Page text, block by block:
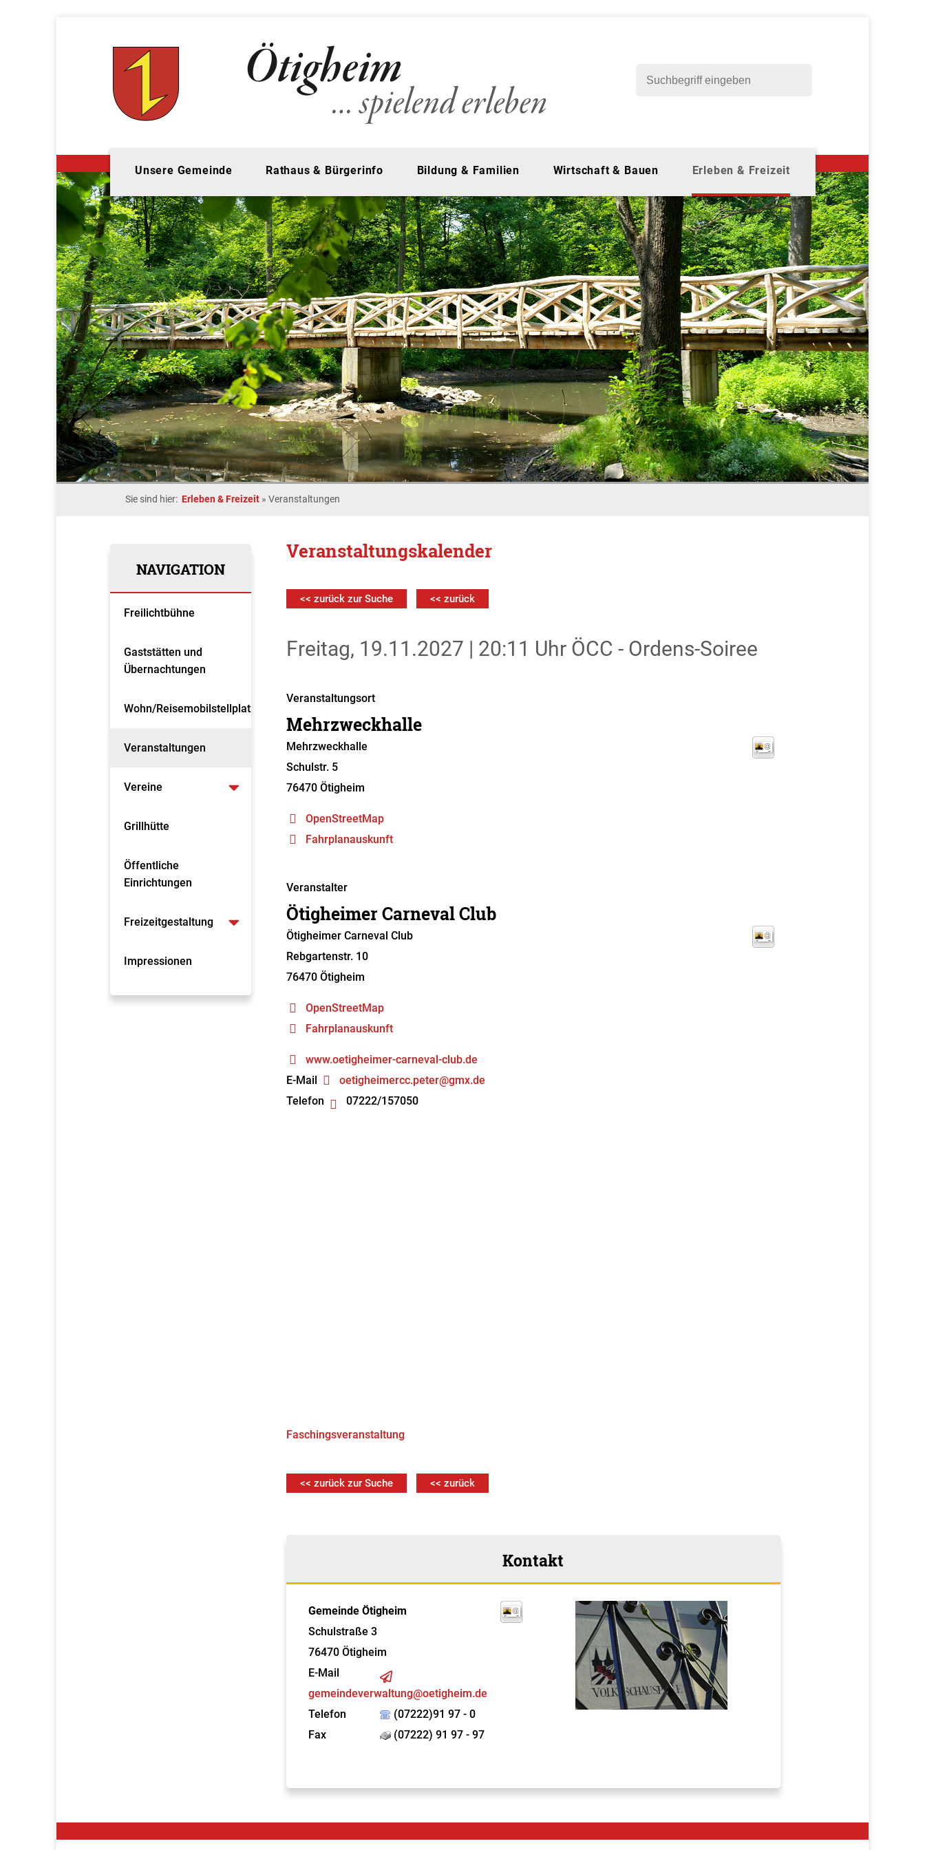
Unsere Gemeinde Rathaus & Bürgerinfo Bildung & Familien Wirtschaft & Bauen Erleben & Freizeit
Sie sind hier: Erleben & Freizeit » Veranstaltungen
NAVIGATION
Freilichtbühne
Gaststätten und
Übernachtungen
Wohn/Reisemobilstellplatz
Veranstaltungen
Vereine
Grillhütte
Öffentliche
Einrichtungen
Freizeitgestaltung
Impressionen
Veranstaltungskalender
<< zurück zur Suche << zurück
Freitag, 19.11.2027 | 20:11 UhrÖCC - Ordens-Soiree
Veranstaltungsort
Mehrzweckhalle
Mehrzweckhalle
Schulstr. 5
76470 Ötigheim
OpenStreetMap
Fahrplanauskunft
Veranstalter
Ötigheimer Carneval Club
Ötigheimer Carneval Club
Rebgartenstr. 10
76470 Ötigheim
OpenStreetMap
Fahrplanauskunft
www.oetigheimer-carneval-club.de
E-Mail
oetigheimercc.peter@gmx.de
Telefon
07222/157050
Faschingsveranstaltung
<< zurück zur Suche << zurück
Kontakt
Gemeinde Ötigheim
Schulstraße 3
76470 Ötigheim
E-Mail
gemeindeverwaltung@oetigheim.de
Telefon
(07222)91 97 - 0
Fax
(07222) 91 97 - 97